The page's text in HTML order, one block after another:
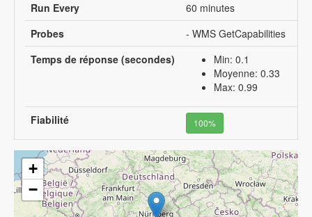
Run Every
60 minutes
Probes
- WMS GetCapabilities
Temps de réponse (secondes)
Min: 0.1
Moyenne: 0.33
Max: 0.99
Fiabilité 100%
+
−